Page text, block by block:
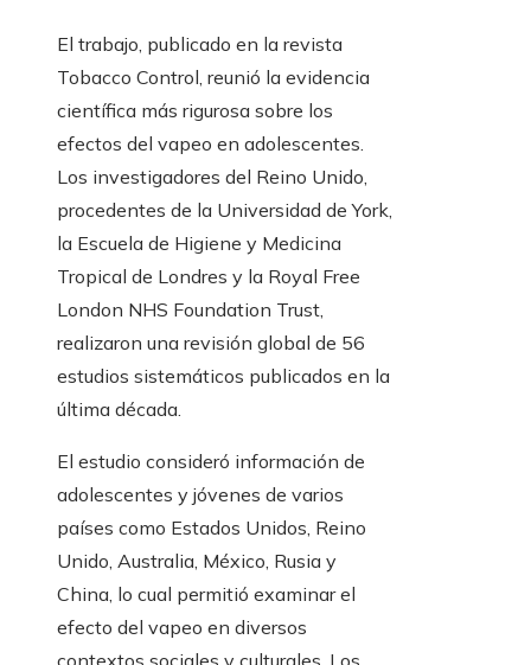
El trabajo, publicado en la revista
Tobacco Control, reunió la evidencia
científica más rigurosa sobre los
efectos del vapeo en adolescentes.
Los investigadores del Reino Unido,
procedentes de la Universidad de York,
la Escuela de Higiene y Medicina
Tropical de Londres y la Royal Free
London NHS Foundation Trust,
realizaron una revisión global de 56
estudios sistemáticos publicados en la
última década.
El estudio consideró información de
adolescentes y jóvenes de varios
países como Estados Unidos, Reino
Unido, Australia, México, Rusia y
China, lo cual permitió examinar el
efecto del vapeo en diversos